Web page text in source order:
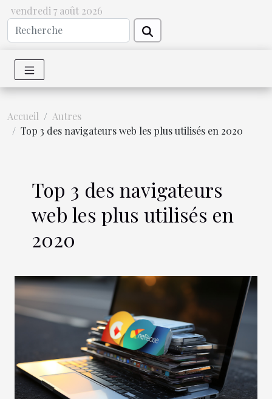
vendredi 7 août 2026
Accueil
Autres
Top 3 des navigateurs web les plus utilisés en 2020
Top 3 des navigateurs
web les plus utilisés en
2020